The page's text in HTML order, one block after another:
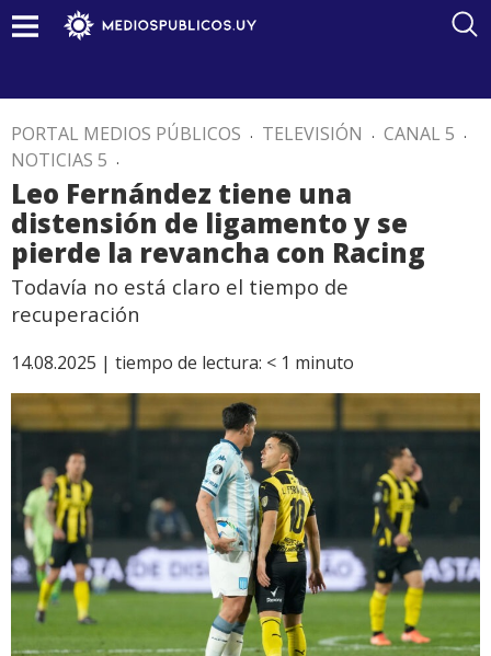
PORTAL MEDIOS PÚBLICOS . TELEVISIÓN . CANAL 5 .
NOTICIAS 5 .
Leo Fernández tiene una
distensión de ligamento y se
pierde la revancha con Racing
Todavía no está claro el tiempo de
recuperación
14.08.2025 | tiempo de lectura: < 1 minuto